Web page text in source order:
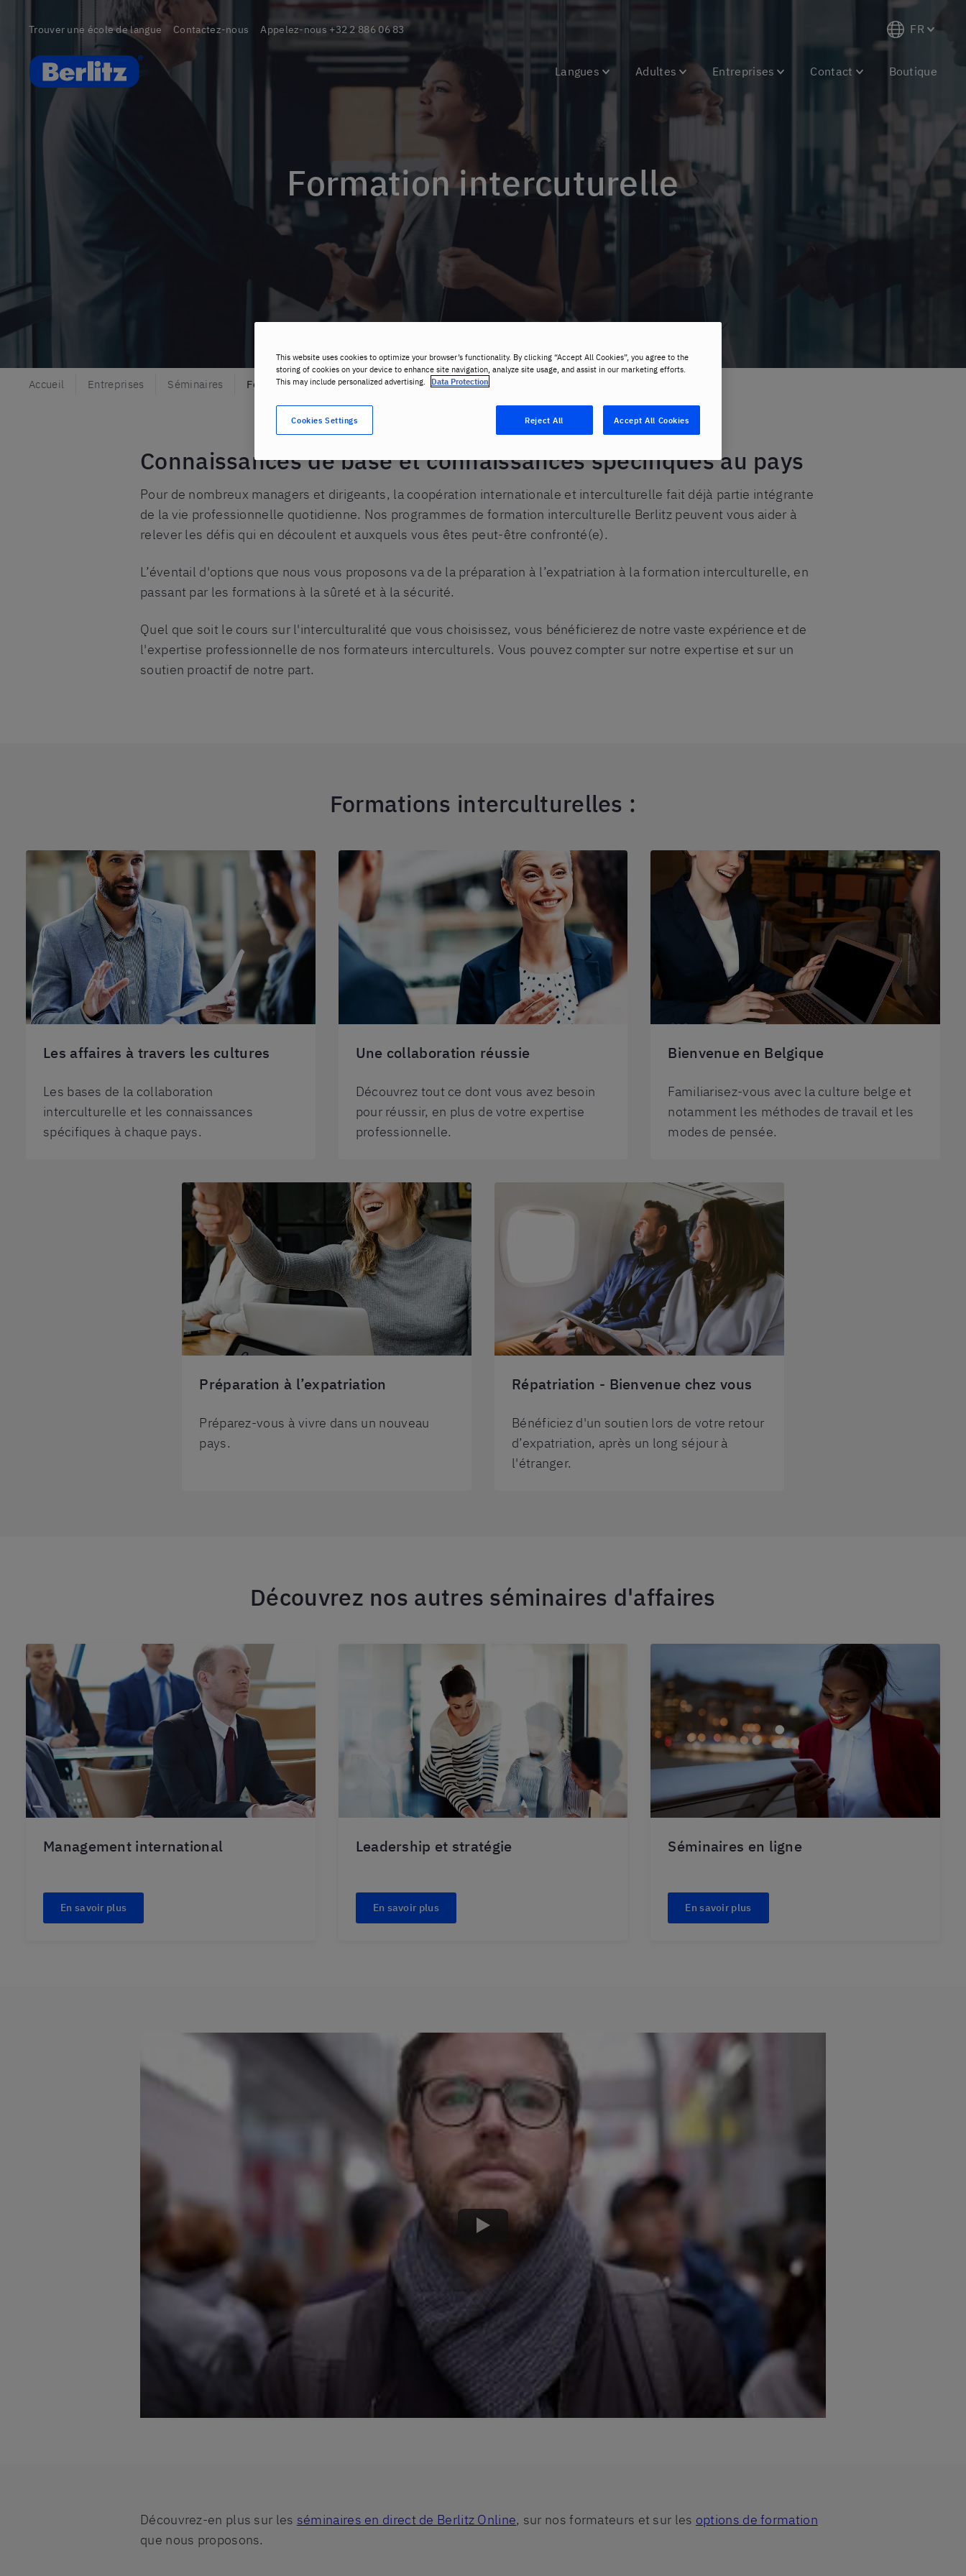
Trouver une école de langue Contactez-nous Appelez-nous +32 2 886 06 83 FR
Berlitz Belgium
Langues Adultes Entreprises Contact Boutique
Formation intercuturelle
Accueil Entreprises Séminaires Formation interculturelle
Connaissances de base et connaissances spécifiques au pays
Pour de nombreux managers et dirigeants, la coopération internationale et interculturelle fait déjà partie intégrante
de la vie professionnelle quotidienne. Nos programmes de formation interculturelle Berlitz peuvent vous aider à
relever les défis qui en découlent et auxquels vous êtes peut-être confronté(e).
L’éventail d'options que nous vous proposons va de la préparation à l’expatriation à la formation interculturelle, en
passant par les formations à la sûreté et à la sécurité.
Quel que soit le cours sur l'interculturalité que vous choisissez, vous bénéficierez de notre vaste expérience et de
l'expertise professionnelle de nos formateurs interculturels. Vous pouvez compter sur notre expertise et sur un
soutien proactif de notre part.
Formations interculturelles :
Les affaires à travers les cultures
Les bases de la collaboration
interculturelle et les connaissances
spécifiques à chaque pays.
Une collaboration réussie
Découvrez tout ce dont vous avez besoin
pour réussir, en plus de votre expertise
professionnelle.
Bienvenue en Belgique
Familiarisez-vous avec la culture belge et
notamment les méthodes de travail et les
modes de pensée.
Préparation à l’expatriation
Préparez-vous à vivre dans un nouveau
pays.
Répatriation - Bienvenue chez vous
Bénéficiez d'un soutien lors de votre retour
d’expatriation, après un long séjour à
l'étranger.
Découvrez nos autres séminaires d'affaires
Management international
En savoir plus
Leadership et stratégie
En savoir plus
Séminaires en ligne
En savoir plus
Découvrez-en plus sur les séminaires en direct de Berlitz Online, sur nos formateurs et sur les options de formation
que nous proposons.
This website uses cookies to optimize your browser’s functionality. By clicking “Accept All Cookies”, you agree to the
storing of cookies on your device to enhance site navigation, analyze site usage, and assist in our marketing efforts.
This may include personalized advertising. Data Protection
Reject All Accept All Cookies
Cookies Settings